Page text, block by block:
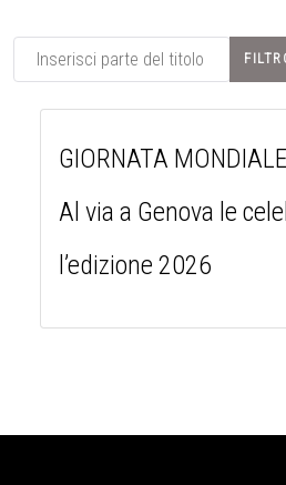
Inserisci parte del titolo
GIORNATA
Al via a Genova le
l’edizione 2026